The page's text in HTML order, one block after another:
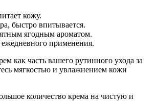
кожу.
быстро впитывается.
ягодным ароматом.
применения.
как часть вашего рутинного ухода за
мягкостью и увлажнением кожи
количество крема на чистую и